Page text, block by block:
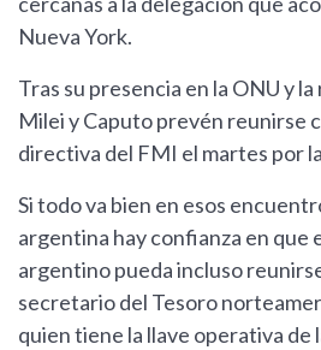
Nueva York.
Tras su presencia en la ONU y
Milei y Caputo prevén reunirse
directiva del FMI el martes por
Si todo va bien en esos
argentina hay confianza en que
argentino pueda incluso
secretario del Tesoro
quien tiene la llave operativa de